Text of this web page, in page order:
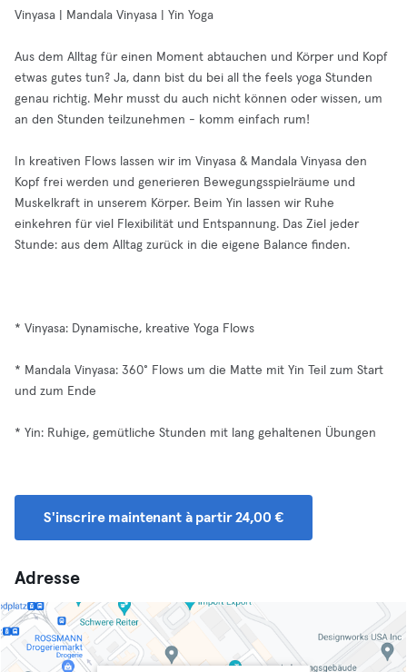
Vinyasa | Mandala Vinyasa | Yin Yoga
Aus dem Alltag für einen Moment abtauchen und Körper und Kopf
etwas gutes tun? Ja, dann bist du bei all the feels yoga Stunden
genau richtig. Mehr musst du auch nicht können oder wissen, um
an den Stunden teilzunehmen - komm einfach rum!
In kreativen Flows lassen wir im Vinyasa & Mandala Vinyasa den
Kopf frei werden und generieren Bewegungsspielräume und
Muskelkraft in unserem Körper. Beim Yin lassen wir Ruhe
einkehren für viel Flexibilität und Entspannung. Das Ziel jeder
Stunde: aus dem Alltag zurück in die eigene Balance finden.
* Vinyasa: Dynamische, kreative Yoga Flows
* Mandala Vinyasa: 360° Flows um die Matte mit Yin Teil zum Start
und zum Ende
* Yin: Ruhige, gemütliche Stunden mit lang gehaltenen Übungen
S'inscrire maintenant à partir 24,00 €
Adresse